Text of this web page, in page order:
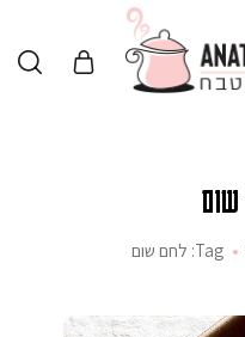
Tag: לחם שום